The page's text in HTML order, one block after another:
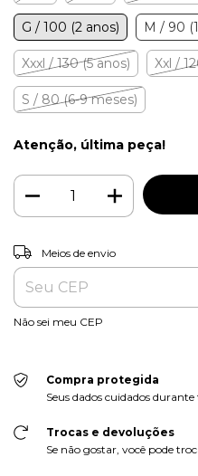
G / 100 (2 anos) M / 90
Xxxl / 130 (5 anos) Xxl /
S / 80 (6-9 meses)
Atenção, última peça!
Entregas para o CEP:
Meios de envio
Não sei meu CEP
Compra protegida
Seus dados cuidados
Trocas e devoluções
Se não gostar, você pode